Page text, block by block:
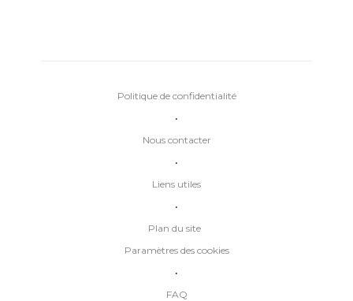
Plan du site
•
Liens utiles
•
Nous contacter
•
Politique de confidentialité
FAQ
•
Paramètres des cookies